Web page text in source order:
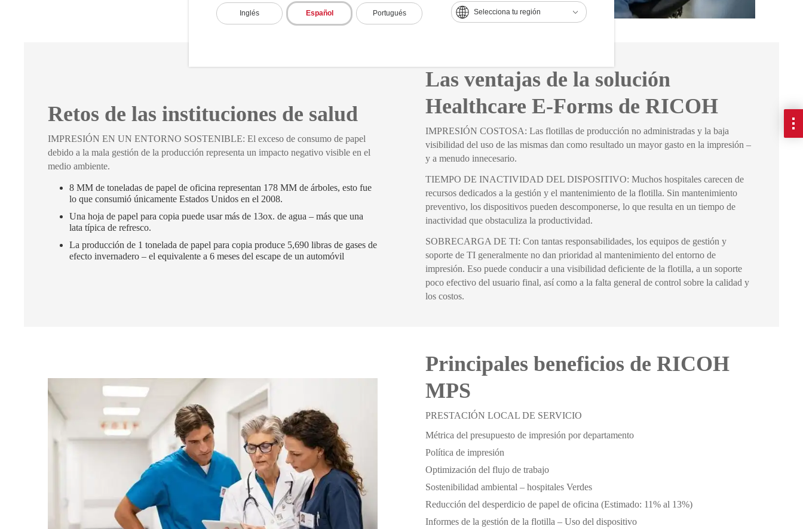
Inglés Español Portugués Selecciona tu región
Retos de las instituciones de salud
IMPRESIÓN EN UN ENTORNO SOSTENIBLE: El exceso de consumo de papel
debido a la mala gestión de la producción representa un impacto negativo visible en el
medio ambiente.
8 MM de toneladas de papel de oficina representan 178 MM de árboles, esto fue
lo que consumió únicamente Estados Unidos en el 2008.
Una hoja de papel para copia puede usar más de 13ox. de agua – más que una
lata típica de refresco.
La producción de 1 tonelada de papel para copia produce 5,690 libras de gases de
efecto invernadero – el equivalente a 6 meses del escape de un automóvil
Las ventajas de la solución
Healthcare E-Forms de RICOH
IMPRESIÓN COSTOSA: Las flotillas de producción no administradas y la baja
visibilidad del uso de las mismas dan como resultado un mayor gasto en la impresión –
y a menudo innecesario.
TIEMPO DE INACTIVIDAD DEL DISPOSITIVO: Muchos hospitales carecen de
recursos dedicados a la gestión y el mantenimiento de la flotilla. Sin mantenimiento
preventivo, los dispositivos pueden descomponerse, lo que resulta en un tiempo de
inactividad que obstaculiza la productividad.
SOBRECARGA DE TI: Con tantas responsabilidades, los equipos de gestión y
soporte de TI generalmente no dan prioridad al mantenimiento del entorno de
impresión. Eso puede conducir a una visibilidad deficiente de la flotilla, a un soporte
poco efectivo del usuario final, así como a la falta general de control sobre la calidad y
los costos.
Principales beneficios de RICOH
MPS
PRESTACIÓN LOCAL DE SERVICIO
Métrica del presupuesto de impresión por departamento
Política de impresión
Optimización del flujo de trabajo
Sostenibilidad ambiental – hospitales Verdes
Reducción del desperdicio de papel de oficina (Estimado: 11% al 13%)
Informes de la gestión de la flotilla – Uso del dispositivo